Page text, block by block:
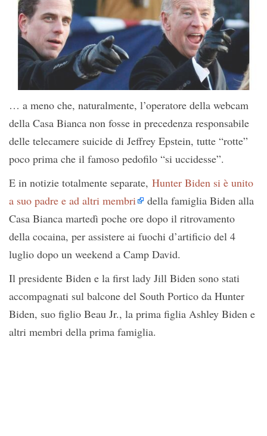
… a meno che, naturalmente, l’operatore della webcam
della Casa Bianca non fosse in precedenza responsabile
delle telecamere suicide di Jeffrey Epstein, tutte “rotte”
poco prima che il famoso pedofilo “si uccidesse”.
E in notizie totalmente separate, Hunter Biden si è unito
a suo padre e ad altri membri
della famiglia Biden alla
Casa Bianca martedì poche ore dopo il ritrovamento
della cocaina, per assistere ai fuochi d’artificio del 4
luglio dopo un weekend a Camp David.
Il presidente Biden e la first lady Jill Biden sono stati
accompagnati sul balcone del South Portico da Hunter
Biden, suo figlio Beau Jr., la prima figlia Ashley Biden e
altri membri della prima famiglia.